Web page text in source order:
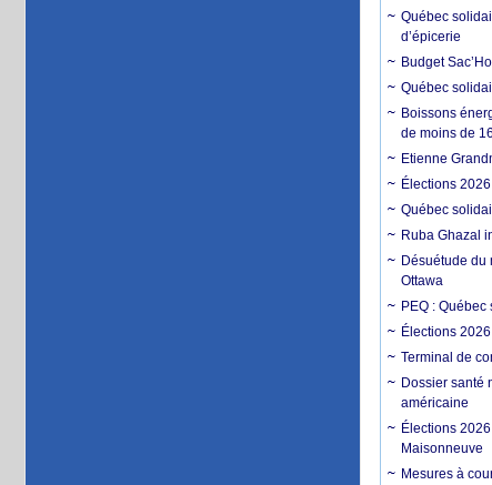
Québec
d’épicerie
Budget
Québec
Boissons
de moins de
Etienne
Élections
Québec
Ruba Ghazal
Désuétude du
Ottawa
PEQ :
Élections
Terminal de
Dossier santé
américaine
Élections
Maisonneuve
Mesures à